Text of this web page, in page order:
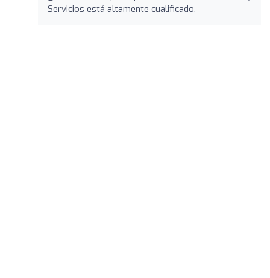
Servicios está altamente cualificado.